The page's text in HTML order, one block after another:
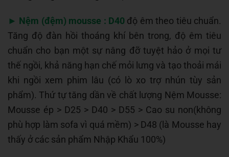
► Nệm (đệm) mousse : D40 độ êm theo tiêu chuẩn.
Tăng độ đàn hồi thoáng khí bên trong, độ êm tiêu
chuẩn cho bạn một sự nâng đỡ tuyệt hảo ở mọi tư
thế ngồi, khả năng hạn chế mỏi lưng và tạo thoải mái
khi ngồi xem phim lâu (có lò xo trợ nhún tùy sản
phẩm). Thứ tự tăng dần về chất lượng Nệm Mousse:
Mousse ép > D25 > D40 > D55 > Cao su non(không
phù hợp làm sofa vì quá mềm) > D48 (là Mousse hay
thấy ở các sản phẩm Nhập Khẩu 100%)